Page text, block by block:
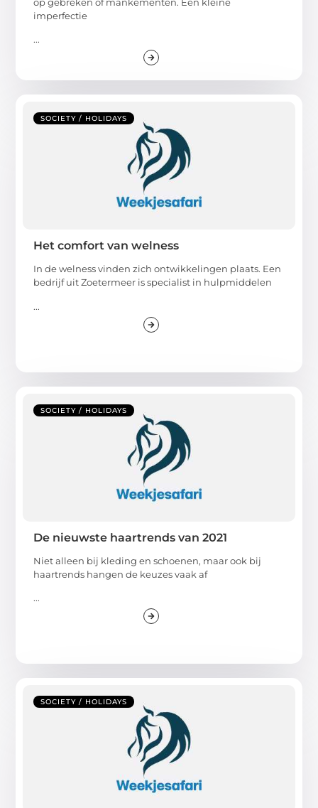
imperfectie
...
SOCIETY / HOLIDAYS
Het comfort van welness
In de welness vinden zich ontwikkelingen plaats. Een
bedrijf uit Zoetermeer is specialist in hulpmiddelen
...
SOCIETY / HOLIDAYS
De nieuwste haartrends van 2021
Niet alleen bij kleding en schoenen, maar ook bij
haartrends hangen de keuzes vaak af
...
SOCIETY / HOLIDAYS